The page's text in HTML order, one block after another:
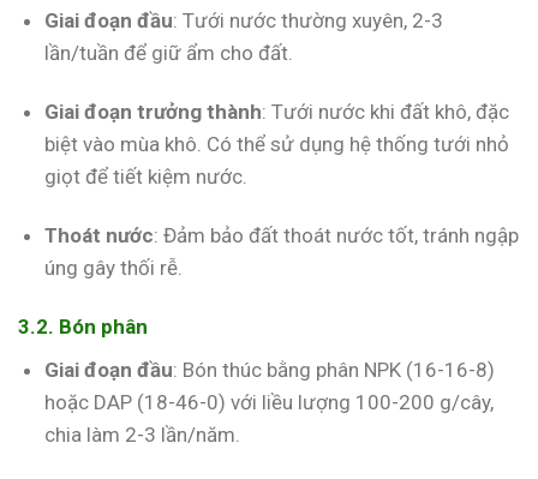
Giai đoạn đầu: Tưới nước thường xuyên, 2-3
lần/tuần để giữ ẩm cho đất.
Giai đoạn trưởng thành: Tưới nước khi đất khô, đặc
biệt vào mùa khô. Có thể sử dụng hệ thống tưới nhỏ
giọt để tiết kiệm nước.
Thoát nước: Đảm bảo đất thoát nước tốt, tránh ngập
úng gây thối rễ.
3.2. Bón phân
Giai đoạn đầu: Bón thúc bằng phân NPK (16-16-8)
hoặc DAP (18-46-0) với liều lượng 100-200 g/cây,
chia làm 2-3 lần/năm.